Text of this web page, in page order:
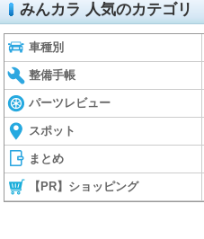
みんカラ 人気のカテゴリ
車種別
整備手帳
パーツレビュー
スポット
まとめ
【PR】ショッピング